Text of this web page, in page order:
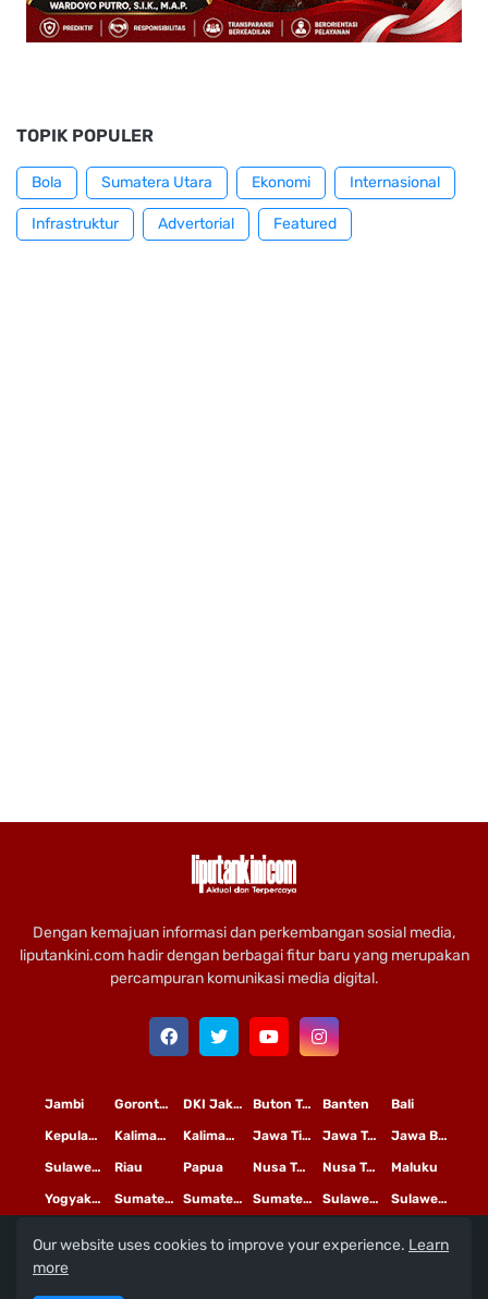
TOPIK POPULER
Bola Sumatera Utara Ekonomi Internasional
Infrastruktur Advertorial Featured
Dengan kemajuan informasi dan perkembangan sosial media,
liputankini.com hadir dengan berbagai fitur baru yang merupakan
percampuran komunikasi media digital.
Bali
Banten
Buton Tengah
DKI Jakarta
Gorontalo
Jambi
Jawa Barat
Jawa Tengah
Jawa Timur
Kalimantan Tengah
Kalimantan Timur
Kepulauan Riau
Maluku
Nusa Tenggara Barat
Nusa Tenggara Timur
Papua
Riau
Sulawesi Selatan
Sulawesi Tengah
Sulawesi Utara
Sumatera Barat
Sumatera Selatan
Sumatera Utara
Yogyakarta
Copyright© 2020 PTLiputan Kini Mediatama
Redaksi Pedoman Media Siber
Our website uses cookies to improve your experience. Learn
more